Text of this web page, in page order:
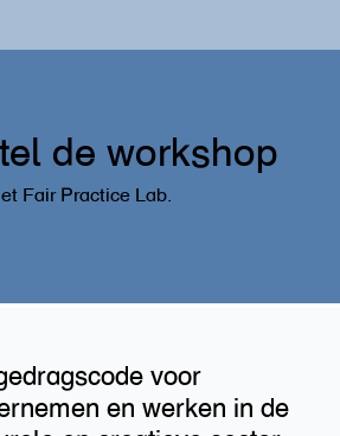
de workshop
Fair Practice Lab.
voor
en werken in de